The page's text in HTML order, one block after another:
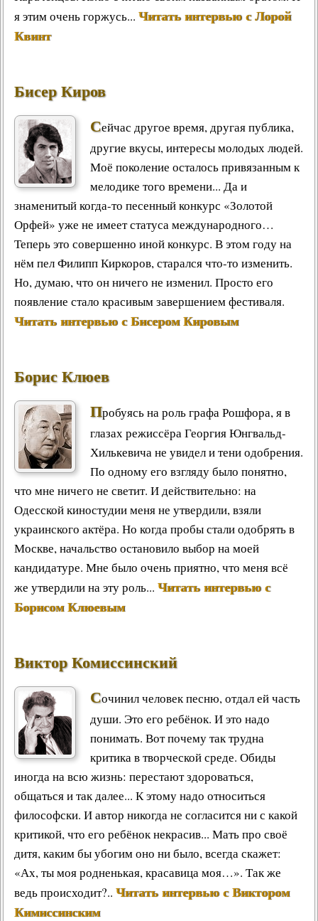
я этим очень горжусь... Читать интервью с Лорой
Квинт
Бисер Киров
Сейчас другое время, другая публика,
другие вкусы, интересы молодых людей.
Моё поколение осталось привязанным к
мелодике того времени... Да и
знаменитый когда-то песенный конкурс «Золотой
Орфей» уже не имеет статуса международного…
Теперь это совершенно иной конкурс. В этом году на
нём пел Филипп Киркоров, старался что-то изменить.
Но, думаю, что он ничего не изменил. Просто его
появление стало красивым завершением фестиваля.
Читать интервью с Бисером Кировым
Борис Клюев
Пробуясь на роль графа Рошфора, я в
глазах режиссёра Георгия Юнгвальд-
Хилькевича не увидел и тени одобрения.
По одному его взгляду было понятно,
что мне ничего не светит. И действительно: на
Одесской киностудии меня не утвердили, взяли
украинского актёра. Но когда пробы стали одобрять в
Москве, начальство остановило выбор на моей
кандидатуре. Мне было очень приятно, что меня всё
же утвердили на эту роль... Читать интервью с
Борисом Клюевым
Виктор Комиссинский
Сочинил человек песню, отдал ей часть
души. Это его ребёнок. И это надо
понимать. Вот почему так трудна
критика в творческой среде. Обиды
иногда на всю жизнь: перестают здороваться,
общаться и так далее... К этому надо относиться
философски. И автор никогда не согласится ни с какой
критикой, что его ребёнок некрасив... Мать про своё
дитя, каким бы убогим оно ни было, всегда скажет:
«Ах, ты моя родненькая, красавица моя…». Так же
ведь происходит?.. Читать интервью с Виктором
Кимиссинским